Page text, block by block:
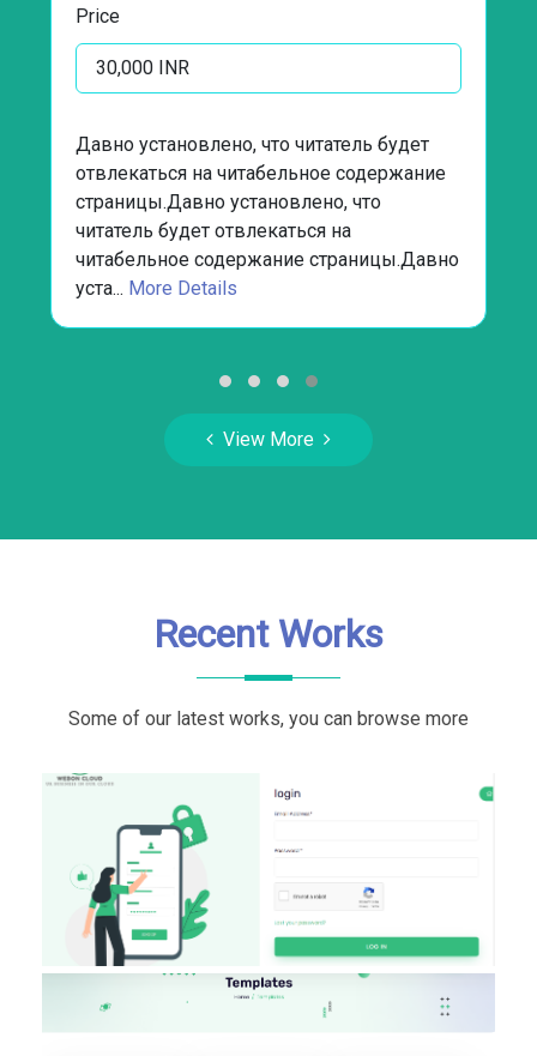
Price
30,000 INR
Давно установлено, что читатель будет
отвлекаться на читабельное содержание
страницы.Давно установлено, что
читатель будет отвлекаться на
читабельное содержание страницы.Давно
уста... More Details
View More
Recent Works
Some of our latest works, you can browse more